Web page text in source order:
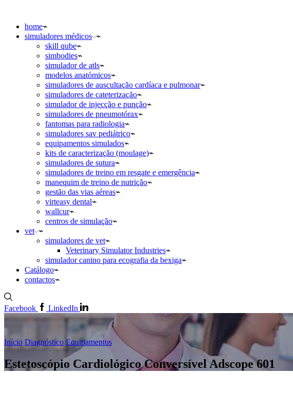
home
simuladores médicos
skill qube
simbodies
simulador de atls
modelos anatómicos
simuladores de auscultação cardíaca e pulmonar
simuladores de cateterização
simulador de injecção e punção
simuladores de pneumotórax
fantomas para radiologia
simuladores sav pediátrico
equipamentos simulados
kits de caracterização (moulage)
simuladores de sutura
simuladores de treino em resgate e emergência
manequim de treino de nutrição
gestão das vias aéreas
virteasy dental
wallcur
centros de simulação
vet
simuladores de vet
Veterinary Simulator Industries
simulador canino para ecografia da bexiga
Catálogo
contactos
Facebook LinkedIn
Início Diagnóstico Equipamentos
Estetoscópio Cardiológico Conversível Adscope 601